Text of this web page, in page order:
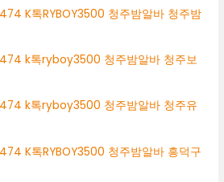
K톡RYBOY3500 청주밤알바 청주밤
k톡ryboy3500 청주밤알바 청주보
k톡ryboy3500 청주밤알바 청주유
K톡RYBOY3500 청주밤알바 흥덕구